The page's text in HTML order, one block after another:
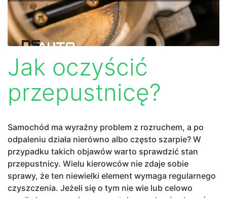
Jak oczyścić
przepustnicę?
Samochód ma wyraźny problem z rozruchem, a po
odpaleniu działa nierówno albo często szarpie? W
przypadku takich objawów warto sprawdzić stan
przepustnicy. Wielu kierowców nie zdaje sobie
sprawy, że ten niewielki element wymaga regularnego
czyszczenia. Jeżeli się o tym nie wie lub celowo